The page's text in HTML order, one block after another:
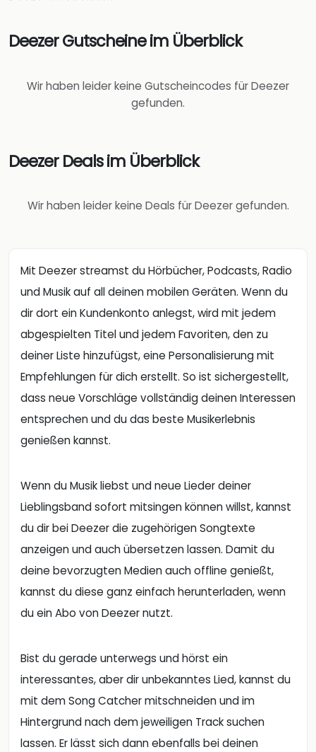
Deezer Gutscheine im Überblick
Wir haben leider keine Gutscheincodes für Deezer
gefunden.
Deezer Deals im Überblick
Wir haben leider keine Deals für Deezer gefunden.
Mit Deezer streamst du Hörbücher, Podcasts, Radio
und Musik auf all deinen mobilen Geräten. Wenn du
dir dort ein Kundenkonto anlegst, wird mit jedem
abgespielten Titel und jedem Favoriten, den zu
deiner Liste hinzufügst, eine Personalisierung mit
Empfehlungen für dich erstellt. So ist sichergestellt,
dass neue Vorschläge vollständig deinen Interessen
entsprechen und du das beste Musikerlebnis
genießen kannst.
Wenn du Musik liebst und neue Lieder deiner
Lieblingsband sofort mitsingen können willst, kannst
du dir bei Deezer die zugehörigen Songtexte
anzeigen und auch übersetzen lassen. Damit du
deine bevorzugten Medien auch offline genießt,
kannst du diese ganz einfach herunterladen, wenn
du ein Abo von Deezer nutzt.
Bist du gerade unterwegs und hörst ein
interessantes, aber dir unbekanntes Lied, kannst du
mit dem Song Catcher mitschneiden und im
Hintergrund nach dem jeweiligen Track suchen
lassen. Er lässt sich dann ebenfalls bei deinen